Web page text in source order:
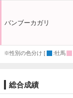
バンブーカガリ
※性別の色分け [ :牡馬
総合成績